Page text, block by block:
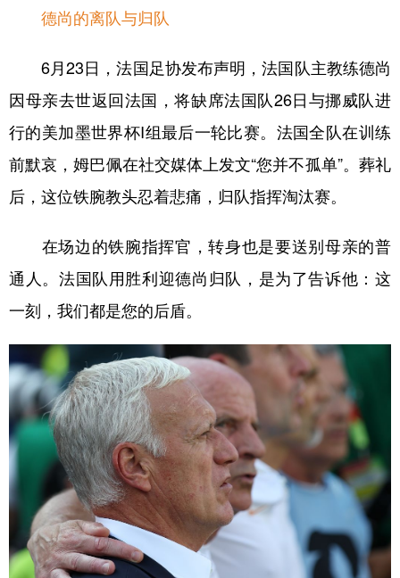
德尚的离队与归队
6月23日，法国足协发布声明，法国队主教练德尚
因母亲去世返回法国，将缺席法国队26日与挪威队进
行的美加墨世界杯I组最后一轮比赛。法国全队在训练
前默哀，姆巴佩在社交媒体上发文“您并不孤单”。葬礼
后，这位铁腕教头忍着悲痛，归队指挥淘汰赛。
在场边的铁腕指挥官，转身也是要送别母亲的普
通人。法国队用胜利迎德尚归队，是为了告诉他：这
一刻，我们都是您的后盾。